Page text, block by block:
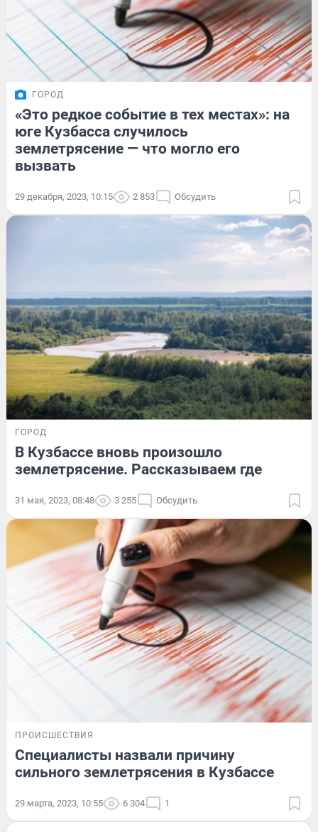
ГОРОД
«Это редкое событие в тех местах»: на
юге Кузбасса случилось
землетрясение — что могло его
вызвать
29 декабря, 2023, 10:15 2 853 Обсудить
ГОРОД
В Кузбассе вновь произошло
землетрясение. Рассказываем где
31 мая, 2023, 08:48 3 255 Обсудить
ПРОИСШЕСТВИЯ
Специалисты назвали причину
сильного землетрясения в Кузбассе
29 марта, 2023, 10:55 6 304 1